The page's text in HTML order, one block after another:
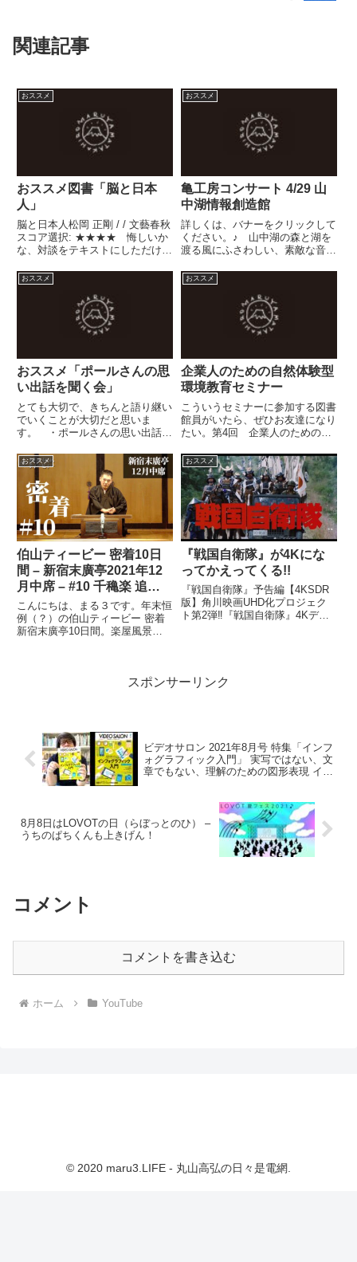
関連記事
おススメ
おススメ図書「脳と日本
人」
脳と日本人松岡 正剛 / / 文藝春秋
スコア選択: ★★★★ 悔しいか
な、対談をテキストにしただけの
る。こういう本を企画した人物こ
そ、ひょっとしら一番すごいのか
もしれない。自分自身のお正月の
課題図書にしようと思っ...
おススメ
亀工房コンサート 4/29 山
中湖情報創造館
詳しくは、バナーをクリックして
ください。♪ 山中湖の森と湖を
渡る風にふさわしい、素敵な音楽
おススメ
おススメ「ポールさんの思
い出話を聞く会」
とても大切で、きちんと語り継い
でいくことが大切だと思いま
す。 ・ポールさんの思い出話を
ってますので、僕は6月からの参
加です。---以下引用---第１回目の
ご案内です。 ●「ポールさんの
思い出話を聞く会、話す会」...
おススメ
企業人のための自然体験型
環境教育セミナー
こういうセミナーに参加する図書
館員がいたら、ぜひお友達になり
たい。第4回 企業人のための自
からの企業に求められるのは自然
環境の意味と、環境教育の意味を
理解する人材です〜●日 程:
2007年1月19日(金)〜2...
おススメ
伯山ティービー 密着10日
間 – 新宿末廣亭2021年12
月中席 – #10 千穐楽 追加 –
毎日更新、楽屋風景がほん
とに楽しい動画です。
こんにちは、まる３です。年末恒
例（？）の伯山ティービー 密着
新宿末廣亭10日間。楽屋風景が
日）新宿末廣亭・夜の部のレポー
おススメ
『戦国自衛隊』が4Kにな
ってかえってくる!!
『戦国自衛隊』予告編【4KSDR
版】角川映画UHD化プロジェク
ト第2弾‼『戦国自衛隊』4Kデジ
スポンサーリンク
ビデオサロン 2021年8月号 特集「インフ
ォグラフィック入門」 実写ではない、文
章でもない、理解のための図形表現 イン
8月8日はLOVOTの日（らぼっとのひ） –
うちのぱちくんも上きげん！
コメント
コメントを書き込む
ホーム YouTube
© 2020 maru3.LIFE - 丸山高弘の日々是電網.